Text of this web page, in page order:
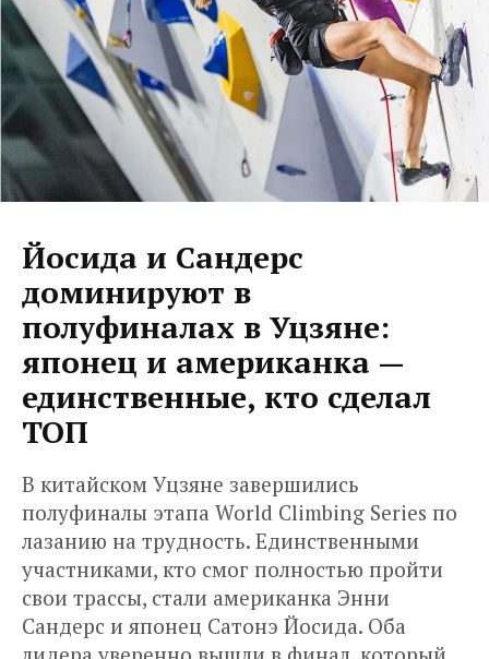
Йосида и Сандерс
доминируют в
полуфиналах в Уцзяне:
японец и американка —
единственные, кто сделал
ТОП
В китайском Уцзяне завершились
полуфиналы этапа World Climbing Series по
лазанию на трудность. Единственными
участниками, кто смог полностью пройти
свои трассы, стали американка Энни
Сандерс и японец Сатонэ Йосида. Оба